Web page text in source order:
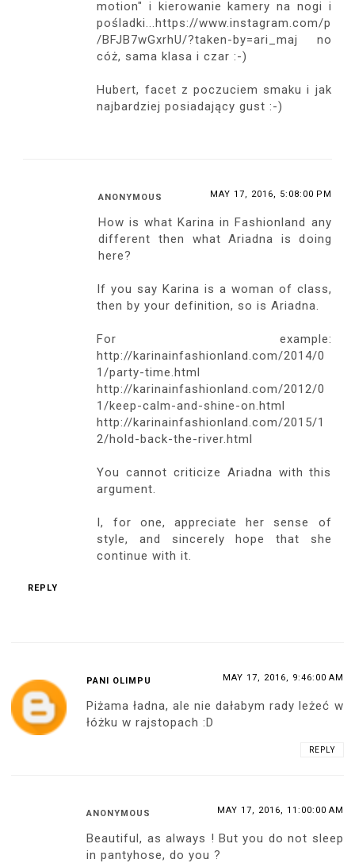
motion" i kierowanie kamery na nogi i
pośladki...https://www.instagram.com/p
/BFJB7wGxrhU/?taken-by=ari_maj no
cóż, sama klasa i czar :-)
Hubert, facet z poczuciem smaku i jak
najbardziej posiadający gust :-)
ANONYMOUS MAY 17, 2016, 5:08:00 PM
How is what Karina in Fashionland any
different then what Ariadna is doing
here?
If you say Karina is a woman of class,
then by your definition, so is Ariadna.
For example:
http://karinainfashionland.com/2014/0
1/party-time.html
http://karinainfashionland.com/2012/0
1/keep-calm-and-shine-on.html
http://karinainfashionland.com/2015/1
2/hold-back-the-river.html
You cannot criticize Ariadna with this
argument.
I, for one, appreciate her sense of
style, and sincerely hope that she
continue with it.
REPLY
PANI OLIMPU MAY 17, 2016, 9:46:00 AM
Piżama ładna, ale nie dałabym rady leżeć w
łóżku w rajstopach :D
REPLY
ANONYMOUS MAY 17, 2016, 11:00:00 AM
Beautiful, as always ! But you do not sleep
in pantyhose, do you ?